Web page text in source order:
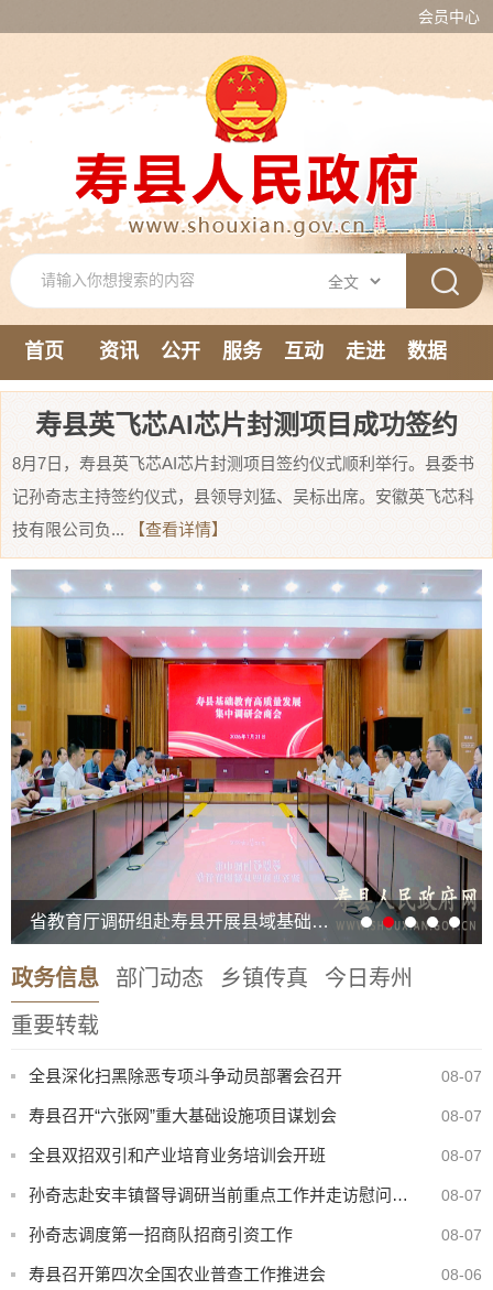
会员中心
首页 资讯 公开 服务 互动 走进
数据
新媒体
寿县英飞芯AI芯片封测项目成功签约
8月7日，寿县英飞芯AI芯片封测项目签约仪式顺利举行。县委书
记孙奇志主持签约仪式，县领导刘猛、吴标出席。安徽英飞芯科
技有限公司负...
【查看详情】
省教育厅调研组赴寿县开展县域基础教育高质量发展集中调研
政务信息 部门动态 乡镇传真
今日寿州
重要转载
全县深化扫黑除恶专项斗争动员部署会召开 08-07
寿县召开“六张网”重大基础设施项目谋划会 08-07
全县双招双引和产业培育业务培训会开班 08-07
孙奇志赴安丰镇督导调研当前重点工作并走访慰问特困家庭 08-07
孙奇志调度第一招商队招商引资工作 08-07
寿县召开第四次全国农业普查工作推进会 08-06